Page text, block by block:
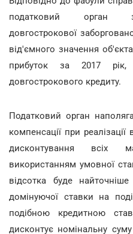
податковий орган
довгострокової
від'ємного значення
прибуток за 2017 рік,
довгострокового кредиту.
Податковий орган
компенсації при
дисконтування всіх
використанням умовної
відсотка буде
домінуючої ставки на
подібною кредитною
дисконтує номінальну